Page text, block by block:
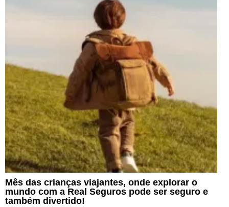
Mês das crianças viajantes, onde explorar o
mundo com a Real Seguros pode ser seguro e
também divertido!